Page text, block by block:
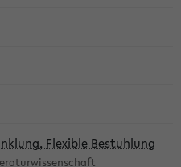
Flexible Bestuhlung